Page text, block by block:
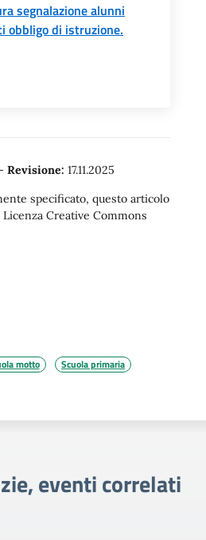
segnalazione alunni
obbligo di istruzione.
- Revisione: 17.11.2025
specificato, questo articolo
Creative Commons
motto Scuola primaria
eventi correlati